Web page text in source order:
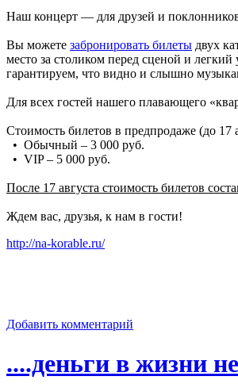
Наш концерт — для друзей и
Вы можете забронировать билеты двух
место за столиком перед сценой и
гарантируем, что видно и слышно
Для всех гостей нашего плавающего
Стоимость билетов в предпродаже (до 17
• Обычный – 3 000 руб.
• VIP – 5 000 руб.
После 17 августа стоимость билетов
Ждем вас, друзья, к нам в гости!
http://na-korable.ru/
Добавить комментарий
....деньги в жизни